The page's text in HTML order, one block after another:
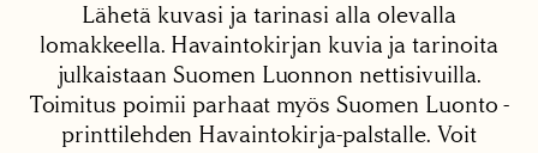
Lähetä kuvasi ja tarinasi alla olevalla
lomakkeella. Havaintokirjan kuvia ja tarinoita
julkaistaan Suomen Luonnon nettisivuilla.
Toimitus poimii parhaat myös Suomen Luonto -
printtilehden Havaintokirja-palstalle. Voit